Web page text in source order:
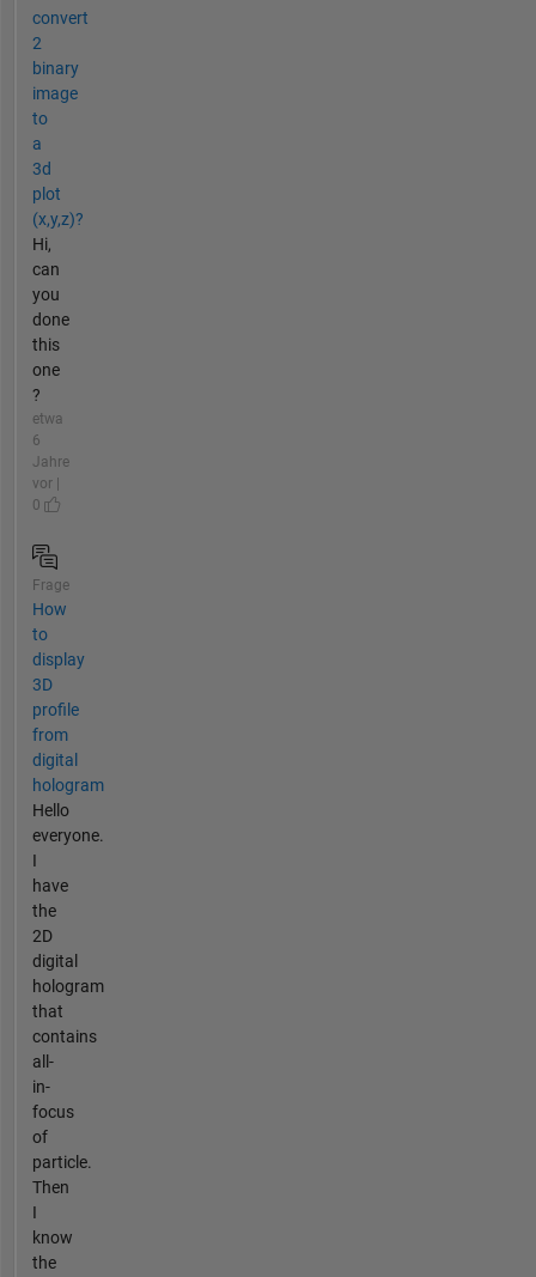
convert
2
binary
image
to
a
3d
plot
(x,y,z)?
Hi,
can
you
done
this
one
?
etwa
6
Jahre
vor |
0
Frage
How
to
display
3D
profile
from
digital
hologram
Hello
everyone.
I
have
the
2D
digital
hologram
that
contains
all-
in-
focus
of
particle.
Then
I
know
the